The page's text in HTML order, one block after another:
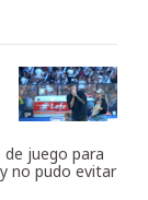
juego para
no pudo evitar